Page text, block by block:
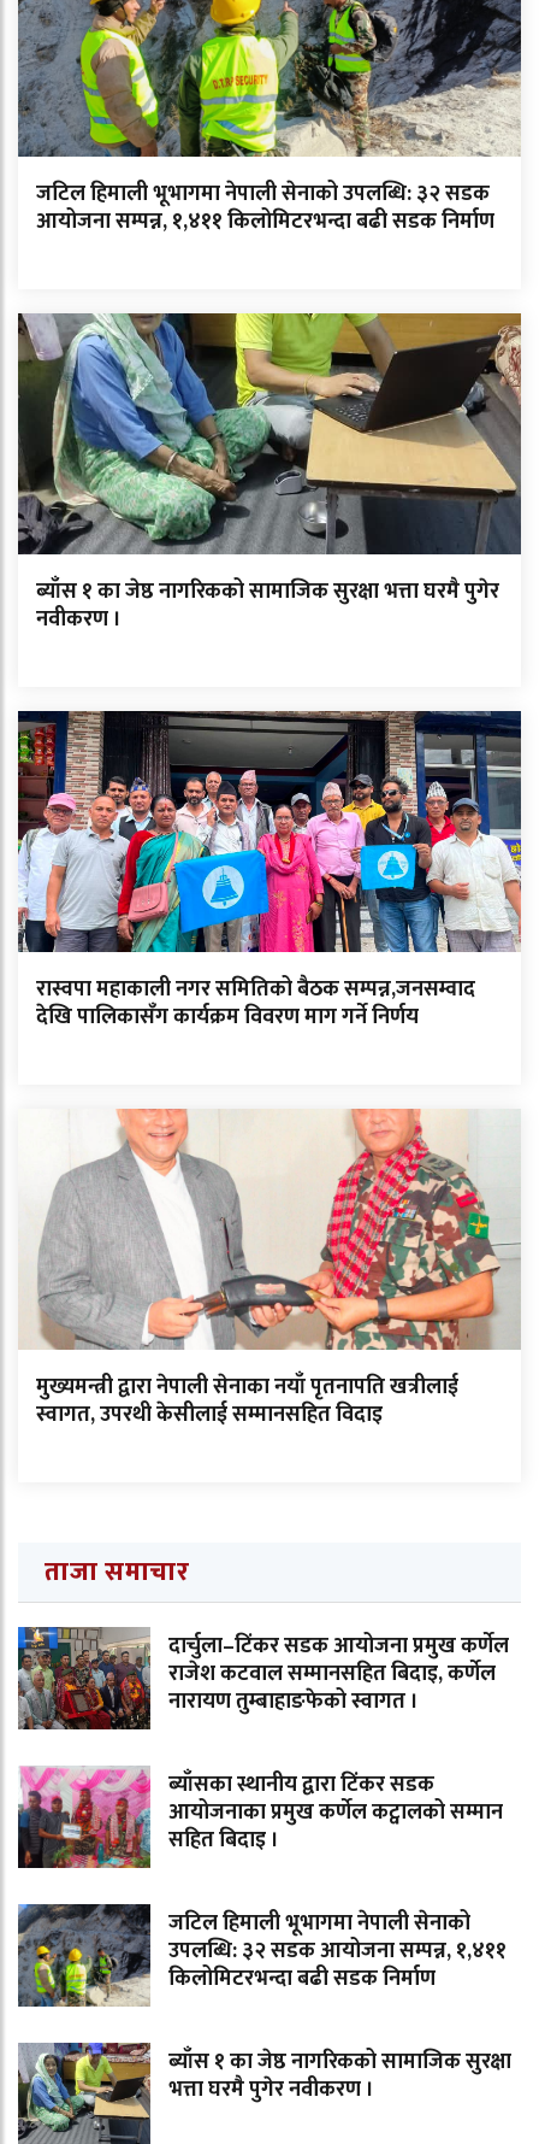
जटिल हिमाली भूभागमा नेपाली सेनाको उपलब्धि: ३२ सडक
आयोजना सम्पन्न, १,४११ किलोमिटरभन्दा बढी सडक निर्माण
ब्याँस १ का जेष्ठ नागरिकको सामाजिक सुरक्षा भत्ता घरमै पुगेर
नवीकरण ।
रास्वपा महाकाली नगर समितिको बैठक सम्पन्न,जनसम्वाद
देखि पालिकासँग कार्यक्रम विवरण माग गर्ने निर्णय
मुख्यमन्त्री द्वारा नेपाली सेनाका नयाँ पृतनापति खत्रीलाई
स्वागत, उपरथी केसीलाई सम्मानसहित विदाइ
ताजा समाचार
दार्चुला–टिंकर सडक आयोजना प्रमुख कर्णेल
राजेश कटवाल सम्मानसहित बिदाइ, कर्णेल
नारायण तुम्बाहाङफेको स्वागत ।
ब्याँसका स्थानीय द्वारा टिंकर सडक
आयोजनाका प्रमुख कर्णेल कट्वालको सम्मान
सहित बिदाइ ।
जटिल हिमाली भूभागमा नेपाली सेनाको
उपलब्धि: ३२ सडक आयोजना सम्पन्न, १,४११
किलोमिटरभन्दा बढी सडक निर्माण
ब्याँस १ का जेष्ठ नागरिकको सामाजिक सुरक्षा
भत्ता घरमै पुगेर नवीकरण ।